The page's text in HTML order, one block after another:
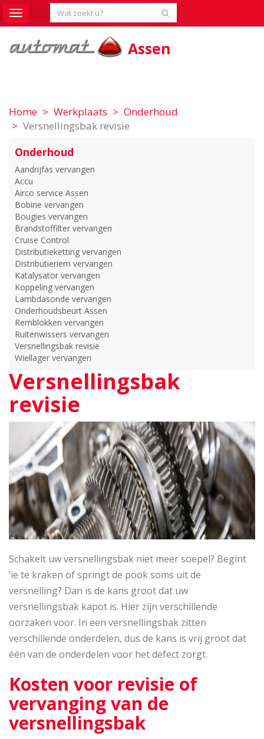
Toggle
navigation
Assen
Home Werkplaats
Onderhoud
Versnellingsbak revisie
Onderhoud
Aandrijfas vervangen
Accu
Airco service Assen
Bobine vervangen
Bougies vervangen
Brandstoffilter vervangen
Cruise Control
Distributieketting vervangen
Distributieriem vervangen
Katalysator vervangen
Koppeling vervangen
Lambdasonde vervangen
Onderhoudsbeurt Assen
Remblokken vervangen
Ruitenwissers vervangen
Versnellingsbak revisie
Wiellager vervangen
Versnellingsbak
revisie
Schakelt uw versnellingsbak niet meer soepel? Begint
‘ie te kraken of springt de pook soms uit de
versnelling? Dan is de kans groot dat uw
versnellingsbak kapot is. Hier zijn verschillende
oorzaken voor. In een versnellingsbak zitten
verschillende onderdelen, dus de kans is vrij groot dat
één van de onderdelen voor het defect zorgt.
Kosten voor revisie of
vervanging van de
versnellingsbak